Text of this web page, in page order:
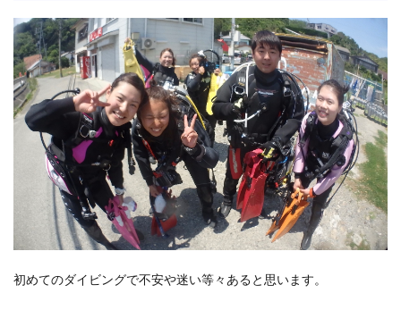
初めてのダイビングで不安や迷い等々あると思います。